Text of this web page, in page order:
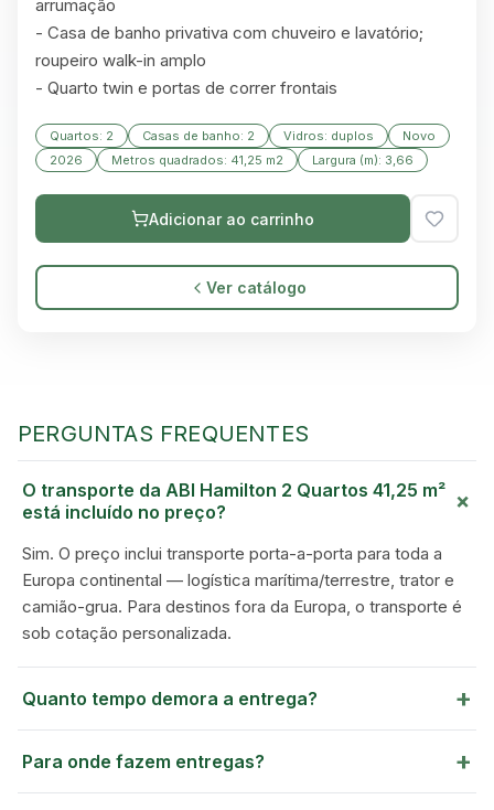
GREEN VILLAGE
arrumação
- Casa de banho privativa com chuveiro e lavatório;
roupeiro walk-in amplo
- Quarto twin e portas de correr frontais
Quartos: 2 Casas de banho: 2 Vidros: duplos
Novo
2026
Metros quadrados: 41,25 m2 Largura (m): 3,66
Adicionar ao carrinho
Ver catálogo
PERGUNTAS FREQUENTES
O transporte da ABI Hamilton 2 Quartos 41,25 m²
está incluído no preço?
+
Sim. O preço inclui transporte porta-a-porta para toda a
Europa continental — logística marítima/terrestre, trator e
camião-grua. Para destinos fora da Europa, o transporte é
sob cotação personalizada.
Quanto tempo demora a entrega? +
Para onde fazem entregas? +